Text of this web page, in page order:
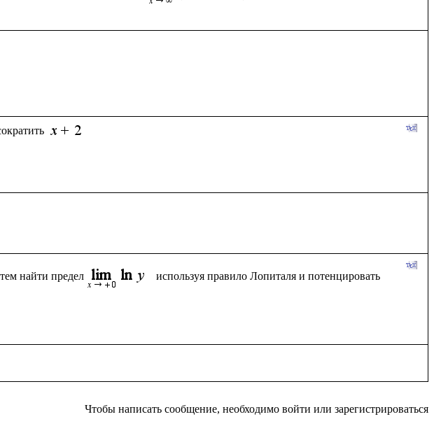
найти предел используя правило Лопиталя и потенцировать
Чтобы написать сообщение, необходимо войти или зарегистрироваться